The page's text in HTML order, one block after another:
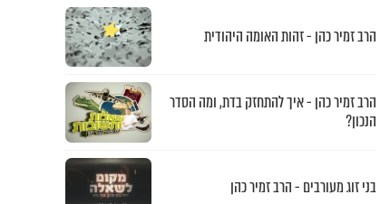
הרב זמיר כהן - זהות האומה היהודית
הרב זמיר כהן - איך להתחזק בדת, ומה הסדר
הנכון?
בני זוג מעורבים - הרב זמיר כהן